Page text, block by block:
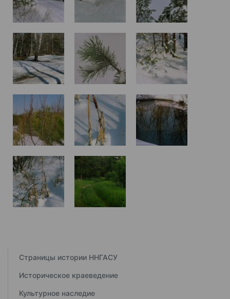
Страницы истории ННГАСУ
Историческое краеведение
Культурное наследие